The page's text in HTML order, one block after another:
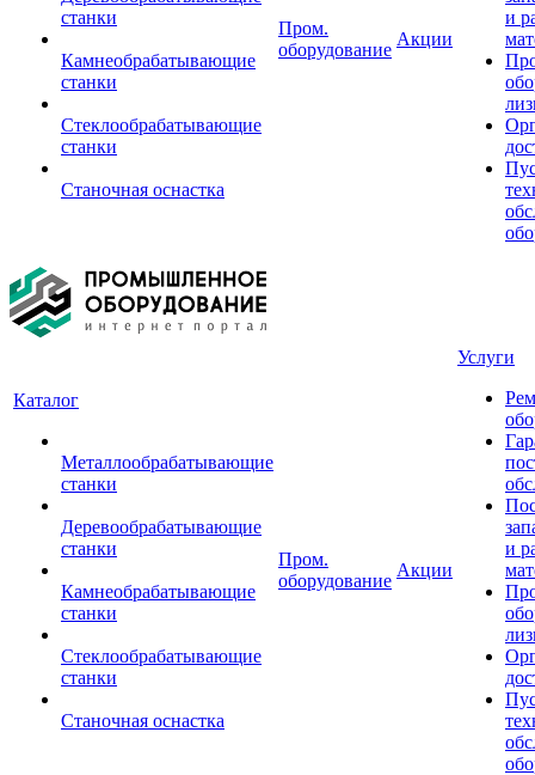
станки
Камнеобрабатывающие
станки
Стеклообрабатывающие
станки
Станочная оснастка
Пром.
оборудование
Акции
и
Каталог
Металлообрабатывающие
станки
Деревообрабатывающие
станки
Камнеобрабатывающие
станки
Стеклообрабатывающие
станки
Станочная оснастка
Пром.
оборудование
Акции
Услуги
и